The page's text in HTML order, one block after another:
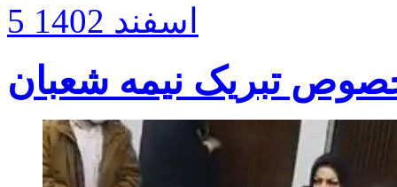
5 اسفند 1402
تبریک نیمه شعبان